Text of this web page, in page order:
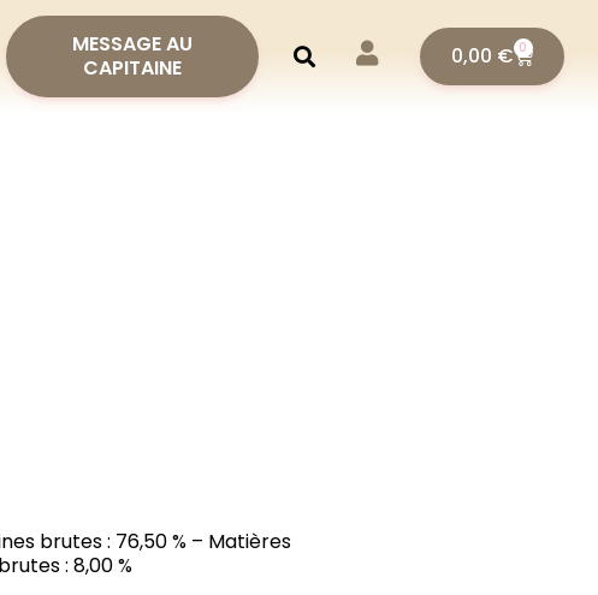
MESSAGE AU
CAPITAINE
0,00 € 0
brutes : 76,50 % – Matières
: 8,00 %